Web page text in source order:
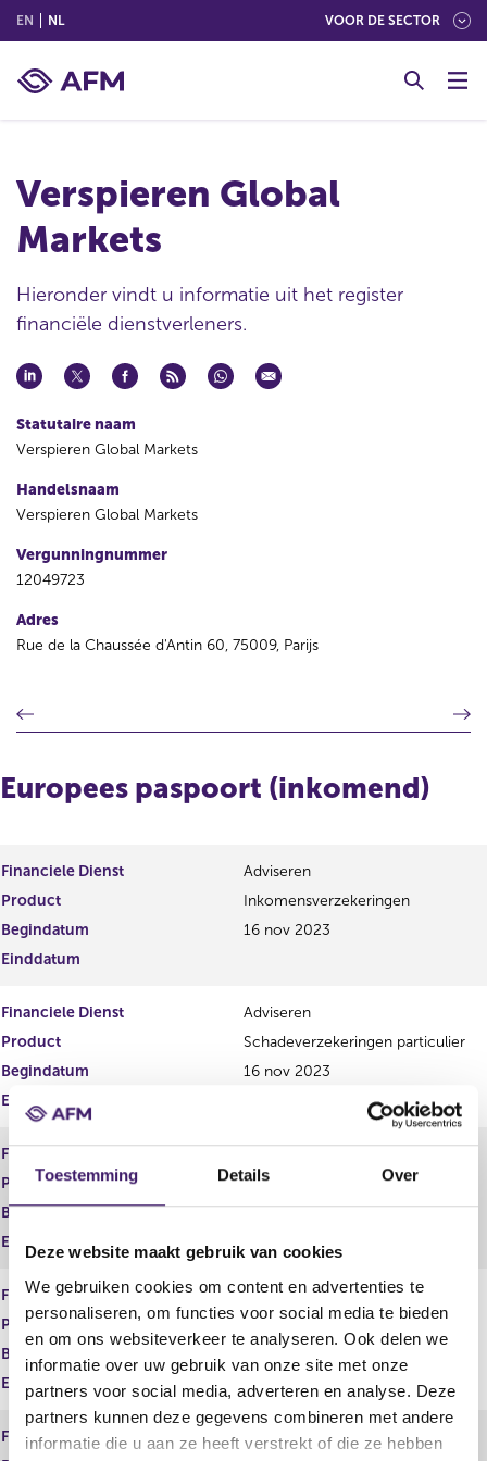
Toestemming Details Over
Deze website maakt gebruik van cookies
We gebruiken cookies om content en advertenties te
personaliseren, om functies voor social media te bieden
en om ons websiteverkeer te analyseren. Ook delen we
informatie over uw gebruik van onze site met onze
partners voor social media, adverteren en analyse. Deze
partners kunnen deze gegevens combineren met andere
informatie die u aan ze heeft verstrekt of die ze hebben
EN (ENGLISH)
NL(NEDERLANDS (NEDERLAND)) VOOR DE SECTOR
Verspieren Global
Markets
Hieronder vindt u informatie uit het register
financiële dienstverleners.
Statutaire naam
Verspieren Global Markets
Handelsnaam
Verspieren Global Markets
Vergunningnummer
12049723
Adres
Rue de la Chaussée d'Antin 60, 75009, Parijs
o
i
g
e
i
s
t
r
e
s
u
l
t
a
a
V
o
r
s
u
l
a
Europees paspoort (inkomend)
Financiele Dienst
Adviseren
Product
Inkomensverzekeringen
Begindatum
16 nov 2023
Einddatum
Financiele Dienst
Adviseren
Product
Schadeverzekeringen particulier
Begindatum
16 nov 2023
Einddatum
Financiele Dienst
Product
Schadeverzekeringen zakelijk
Begindatum
16 nov 2023
Einddatum
Financiele Dienst
Adviseren
Product
Vermogen
Begindatum
16 nov 2023
Einddatum
Financiele Dienst
Adviseren